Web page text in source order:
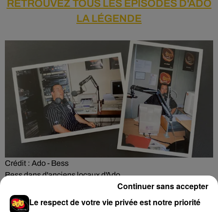
RETROUVEZ TOUS LES ÉPISODES D'ADO
LA LÉGENDE
Crédit : Ado - Bess
Bess dans d'anciens locaux d'Ado
Le respect de votre vie privée est notre priorité
Continuer sans accepter